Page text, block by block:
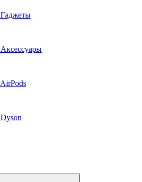
Гаджеты
Аксессуары
AirPods
Dyson